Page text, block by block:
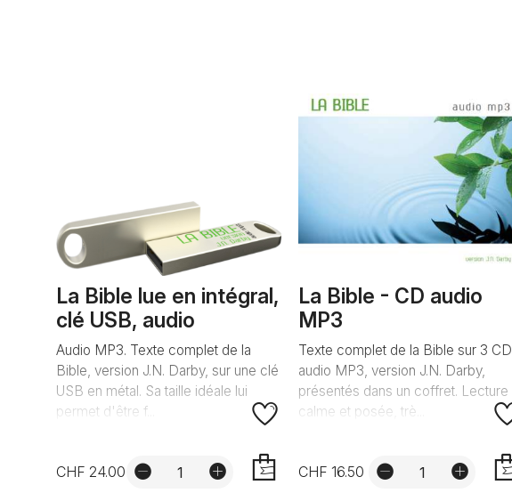
La Bible lue en intégral,
clé USB, audio
Audio MP3. Texte complet de la
Bible, version J.N. Darby, sur une clé
USB en métal. Sa taille idéale lui
permet d'être f...
CHF 24.00
La Bible - CD audio
MP3
Texte complet de la Bible sur 3 CD
audio MP3, version J.N. Darby,
présentés dans un coffret. Lecture
calme et posée, trè...
CHF 16.50